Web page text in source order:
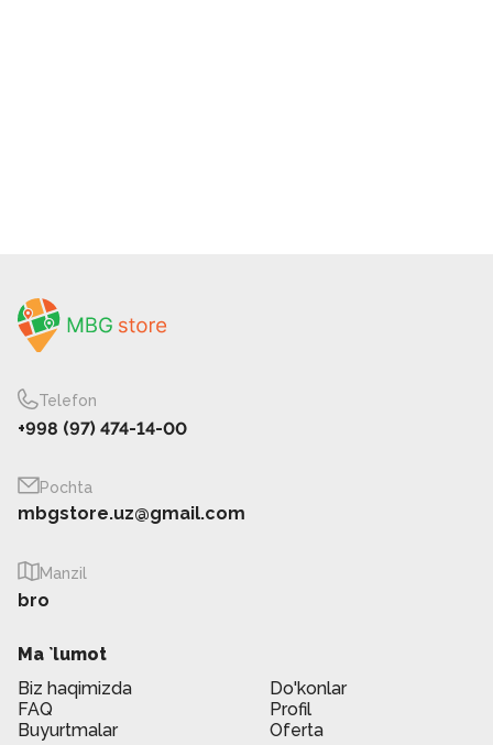
Telefon
+998 (97) 474-14-00
Pochta
mbgstore.uz@gmail.com
Manzil
bro
Ma `lumot
Biz haqimizda
Do'konlar
FAQ
Profil
Buyurtmalar
Oferta